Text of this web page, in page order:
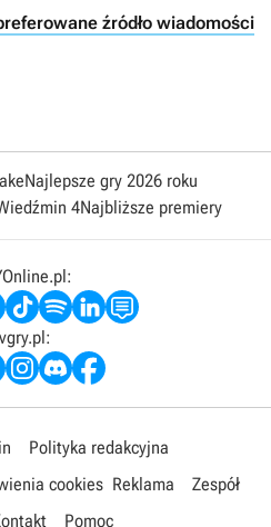
źródło wiadomości
Najlepsze gry 2026 roku
4Najbliższe premiery
Polityka redakcyjna
cookies Reklama
Zespół
Pomoc